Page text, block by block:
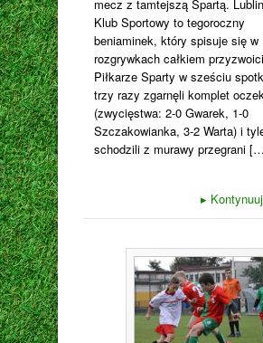
mecz z tamtejszą Spartą.
Klub Sportowy to tegoroczny
beniaminek, który spisuje się w
rozgrywkach całkiem
Piłkarze Sparty w sześciu
trzy razy zgarnęli komplet oczek
(zwycięstwa: 2-0 Gwarek, 1-0
Szczakowianka, 3-2 Warta) i
schodzili z murawy przegrani
▸